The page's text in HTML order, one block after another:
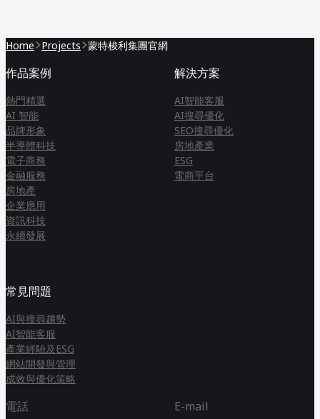
Home Projects 蒙特梭利集團官網
電話 E-mail
作品案例
熱門精選
AI 智能
品牌形象
半導體科技
電子商務
金融服務
房地產
企業應用
資訊科技
永續發展
解決方案
AI智能客服
AI搜尋優化
SEO搜尋優化
房地產業
ESG
電商平台
常見問題
AI與搜尋趨勢
AI智能客服
產業經驗及ESG
網站開發與管理
成效與優化策略